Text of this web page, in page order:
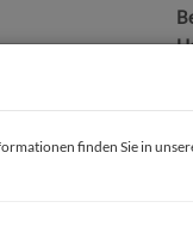
finden Sie in